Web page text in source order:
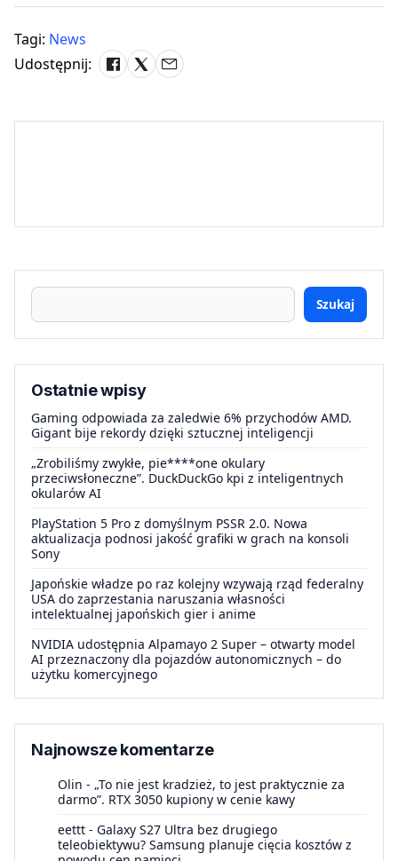
Tagi: News
Udostępnij:
Szukaj
Ostatnie wpisy
Gaming odpowiada za zaledwie 6% przychodów AMD.
Gigant bije rekordy dzięki sztucznej inteligencji
„Zrobiliśmy zwykłe, pie****one okulary
przeciwsłoneczne”. DuckDuckGo kpi z inteligentnych
okularów AI
PlayStation 5 Pro z domyślnym PSSR 2.0. Nowa
aktualizacja podnosi jakość grafiki w grach na konsoli
Sony
Japońskie władze po raz kolejny wzywają rząd federalny
USA do zaprzestania naruszania własności
intelektualnej japońskich gier i anime
NVIDIA udostępnia Alpamayo 2 Super – otwarty model
AI przeznaczony dla pojazdów autonomicznych – do
użytku komercyjnego
Najnowsze komentarze
Olin - „To nie jest kradzież, to jest praktycznie za
darmo”. RTX 3050 kupiony w cenie kawy
eettt - Galaxy S27 Ultra bez drugiego
teleobiektywu? Samsung planuje cięcia kosztów z